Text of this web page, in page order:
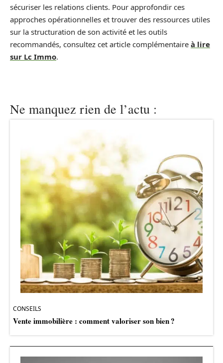
sécuriser les relations clients. Pour approfondir ces
approches opérationnelles et trouver des ressources utiles
sur la structuration de son activité et les outils
recommandés, consultez cet article complémentaire à lire
sur Lc Immo.
Ne manquez rien de l’actu :
CONSEILS
Vente immobilière : comment valoriser son bien ?